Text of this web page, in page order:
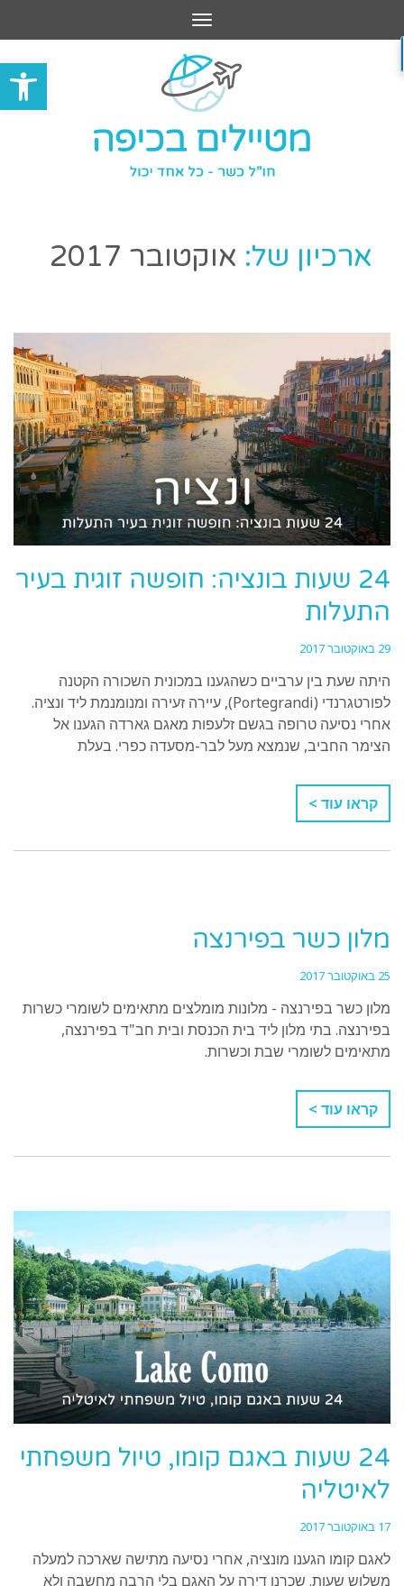
פתח
תפריט
ארכיון של: אוקטובר 2017
24 שעות בונציה: חופשה זוגית בעיר
התעלות
29 באוקטובר 2017
היתה שעת בין ערביים כשהגענו במכונית השכורה הקטנה
לפורטגרנדי (Portegrandi), עיירה זעירה ומנומנמת ליד ונציה.
אחרי נסיעה טרופה בגשם זלעפות מאגם גארדה הגענו אל
הצימר החביב, שנמצא מעל לבר-מסעדה כפרי. בעלת
קראו עוד >
מלון כשר בפירנצה
25 באוקטובר 2017
מלון כשר בפירנצה - מלונות מומלצים מתאימים לשומרי כשרות
בפירנצה. בתי מלון ליד בית הכנסת ובית חב"ד בפירנצה,
מתאימים לשומרי שבת וכשרות.
קראו עוד >
24 שעות באגם קומו, טיול משפחתי
לאיטליה
17 באוקטובר 2017
לאגם קומו הגענו מונציה, אחרי נסיעה מתישה שארכה למעלה
משלוש שעות. שכרנו דירה על האגם בלי הרבה מחשבה ולא